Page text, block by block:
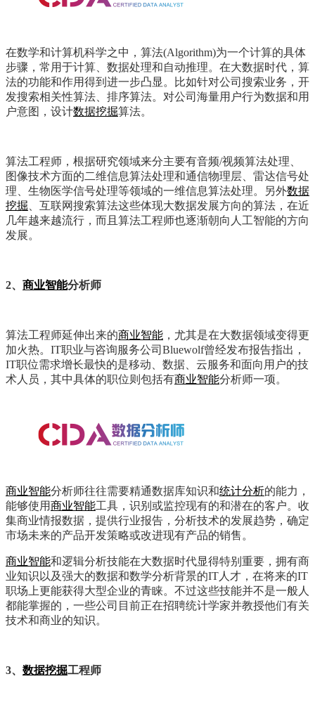
在数学和计算机科学之中，算法(Algorithm)为一个计算的具体
步骤，常用于计算、数据处理和自动推理。在大数据时代，算
法的功能和作用得到进一步凸显。比如针对公司搜索业务，开
发搜索相关性算法、排序算法。对公司海量用户行为数据和用
户意图，设计数据挖掘算法。
算法工程师，根据研究领域来分主要有音频/视频算法处理、
图像技术方面的二维信息算法处理和通信物理层、雷达信号处
理、生物医学信号处理等领域的一维信息算法处理。另外数据
挖掘 、互联网搜索算法这些体现大数据发展方向的算法，在近
几年越来越流行，而且算法工程师也逐渐朝向人工智能的方向
发展。
2、 商业智能分析师
算法工程师延伸出来的商业智能 ，尤其是在大数据领域变得更
加火热。IT职业与咨询服务公司Bluewolf曾经发布报告指出，
IT职位需求增长最快的是移动、数据、云服务和面向用户的技
术人员，其中具体的职位则包括有商业智能分析师一项。
商业智能分析师往往需要精通数据库知识和统计分析的能力，
能够使用商业智能工具，识别或监控现有的和潜在的客户。收
集商业情报数据，提供行业报告，分析技术的发展趋势，确定
市场未来的产品开发策略或改进现有产品的销售。
商业智能和逻辑分析技能在大数据时代显得特别重要，拥有商
业知识以及强大的数据和数学分析背景的IT人才，在将来的IT
职场上更能获得大型企业的青睐。不过这些技能并不是一般人
都能掌握的，一些公司目前正在招聘统计学家并教授他们有关
技术和商业的知识。
3、 数据挖掘工程师